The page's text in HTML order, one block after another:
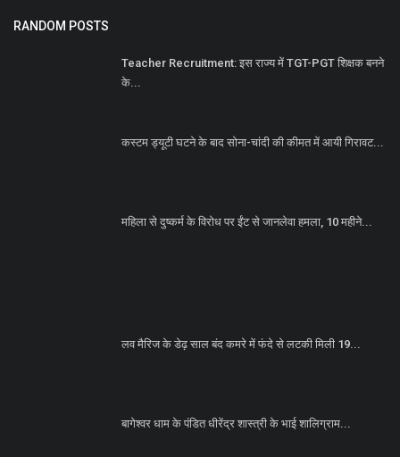
RANDOM POSTS
Teacher Recruitment: इस राज्य में TGT-PGT शिक्षक बनने
के...
कस्टम ड्यूटी घटने के बाद सोना-चांदी की कीमत में आयी गिरावट...
महिला से दुष्कर्म के विरोध पर ईंट से जानलेवा हमला, 10 महीने...
लव मैरिज के डेढ़ साल बंद कमरे में फंदे से लटकी मिली 19...
बागेश्वर धाम के पंडित धीरेंद्र शास्त्री के भाई शालिग्राम...